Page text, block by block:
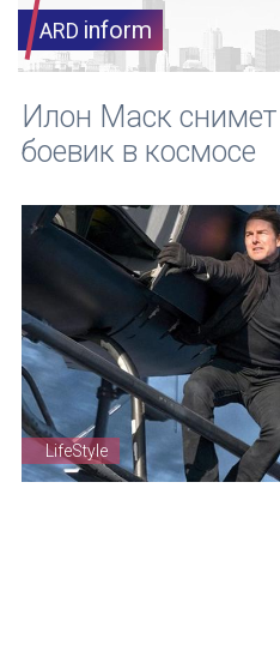
ARD inform
Илон Маск
боевик в космосе
LifeStyle